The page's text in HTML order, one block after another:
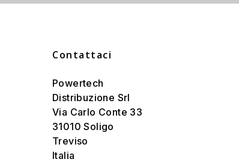
Contattaci
Powertech
Distribuzione Srl
Via Carlo Conte 33
31010 Soligo
Treviso
Italia